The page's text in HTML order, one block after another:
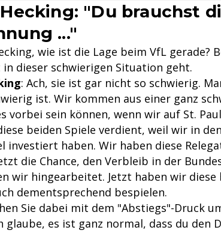
"Du brauchst
..."
wie ist die Lage beim VfL gerade?
in dieser schwierigen Situation geht.
: Ach, sie ist gar nicht so schwierig.
ist. Wir kommen aus einer ganz
vorbei sein können, wenn wir auf St.
beiden Spiele verdient, weil wir in
investiert haben. Wir haben diese
die Chance, den Verbleib in der
wir hingearbeitet. Jetzt haben wir diese
dementsprechend bespielen.
Sie dabei mit dem "Abstiegs"-Druck
glaube, es ist ganz normal, dass du den